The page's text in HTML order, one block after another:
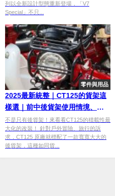
列以全新設計型態重新登場，「V7
Special」不只...
零件與用品
2025最新統整｜CT125的貨架這
樣選｜前中後貨架使用情境、特
色一篇整理給你
不是只有後貨架！來看看CT125的積載性最
大化的改裝！ 針對戶外冒險、旅行的訴
求，CT125 原廠就標配了一款寬寬大大的
後貨架，這種如同貨...